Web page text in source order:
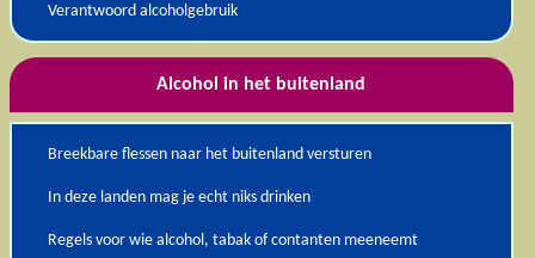
Verantwoord alcoholgebruik
Alcohol in het buitenland
Breekbare flessen naar het buitenland versturen
In deze landen mag je echt niks drinken
Regels voor wie alcohol, tabak of contanten meeneemt